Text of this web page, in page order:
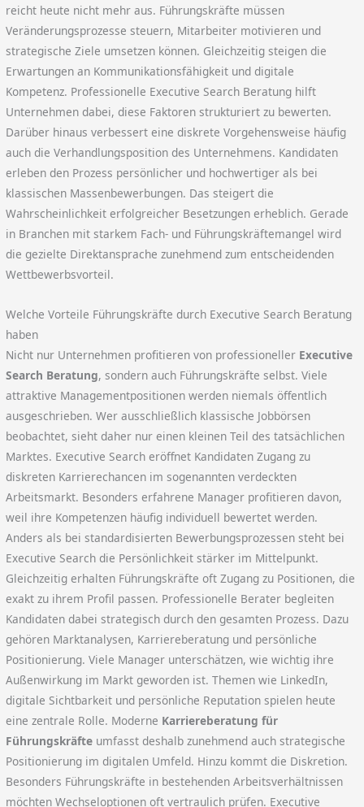
reicht heute nicht mehr aus. Führungskräfte müssen
Veränderungsprozesse steuern, Mitarbeiter motivieren und
strategische Ziele umsetzen können. Gleichzeitig steigen die
Erwartungen an Kommunikationsfähigkeit und digitale
Kompetenz. Professionelle Executive Search Beratung hilft
Unternehmen dabei, diese Faktoren strukturiert zu bewerten.
Darüber hinaus verbessert eine diskrete Vorgehensweise häufig
auch die Verhandlungsposition des Unternehmens. Kandidaten
erleben den Prozess persönlicher und hochwertiger als bei
klassischen Massenbewerbungen. Das steigert die
Wahrscheinlichkeit erfolgreicher Besetzungen erheblich. Gerade
in Branchen mit starkem Fach- und Führungskräftemangel wird
die gezielte Direktansprache zunehmend zum entscheidenden
Wettbewerbsvorteil.
Welche Vorteile Führungskräfte durch Executive Search Beratung
haben
Nicht nur Unternehmen profitieren von professioneller Executive
Search Beratung, sondern auch Führungskräfte selbst. Viele
attraktive Managementpositionen werden niemals öffentlich
ausgeschrieben. Wer ausschließlich klassische Jobbörsen
beobachtet, sieht daher nur einen kleinen Teil des tatsächlichen
Marktes. Executive Search eröffnet Kandidaten Zugang zu
diskreten Karrierechancen im sogenannten verdeckten
Arbeitsmarkt. Besonders erfahrene Manager profitieren davon,
weil ihre Kompetenzen häufig individuell bewertet werden.
Anders als bei standardisierten Bewerbungsprozessen steht bei
Executive Search die Persönlichkeit stärker im Mittelpunkt.
Gleichzeitig erhalten Führungskräfte oft Zugang zu Positionen, die
exakt zu ihrem Profil passen. Professionelle Berater begleiten
Kandidaten dabei strategisch durch den gesamten Prozess. Dazu
gehören Marktanalysen, Karriereberatung und persönliche
Positionierung. Viele Manager unterschätzen, wie wichtig ihre
Außenwirkung im Markt geworden ist. Themen wie LinkedIn,
digitale Sichtbarkeit und persönliche Reputation spielen heute
eine zentrale Rolle. Moderne Karriereberatung für
Führungskräfte umfasst deshalb zunehmend auch strategische
Positionierung im digitalen Umfeld. Hinzu kommt die Diskretion.
Besonders Führungskräfte in bestehenden Arbeitsverhältnissen
möchten Wechseloptionen oft vertraulich prüfen. Executive